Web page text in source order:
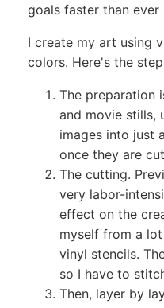
goals faster than ever
I create my art using
colors. Here's the
The preparation
and movie stills,
images into just
once they are
The cutting.
very labor-
effect on the
myself from a
vinyl stencils.
so I have to
Then, layer by